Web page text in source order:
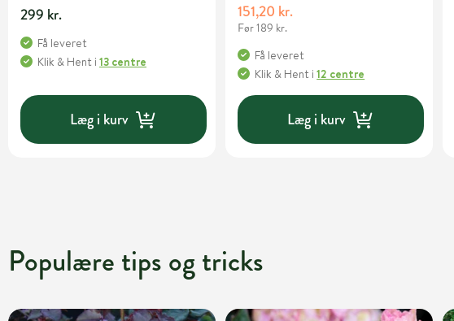
299 kr.
Få leveret
Klik & Hent i 13 centre
Læg i kurv
151,20 kr.
Før 189 kr.
Få leveret
Klik & Hent i12 centre
Læg i kurv
Populære tips og tricks